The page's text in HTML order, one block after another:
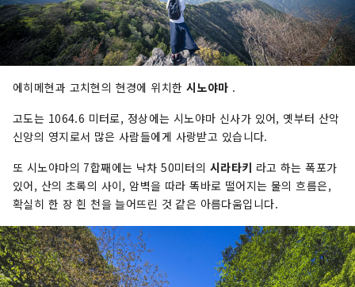
에히메현과 고치현의 현경에 위치한 시노야마 .
고도는 1064.6 미터로, 정상에는 시노야마 신사가 있어, 옛부터 산악
신앙의 영지로서 많은 사람들에게 사랑받고 있습니다.
또 시노야마의 7합째에는 낙차 50미터의 시라타키 라고 하는 폭포가
있어, 산의 초록의 사이, 암벽을 따라 똑바로 떨어지는 물의 흐름은,
확실히 한 장 흰 천을 늘어뜨린 것 같은 아름다움입니다.